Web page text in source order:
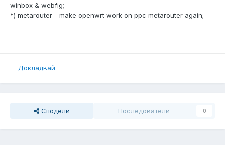
winbox & webfig;
*) metarouter - make openwrt work on ppc metarouter again;
Докладвай
Сподели Последователи 0